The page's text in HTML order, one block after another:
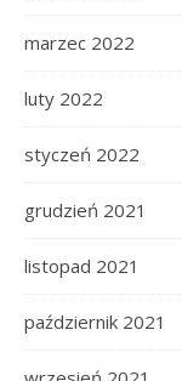
marzec 2022
luty 2022
styczeń 2022
grudzień 2021
listopad 2021
październik 2021